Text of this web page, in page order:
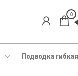
0
Подводка гибкая